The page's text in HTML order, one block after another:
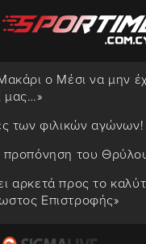
ο Μέσι να μην
μας…»
των φιλικών αγώνων!
προπόνηση του
αρκετά προς το
Επιστροφής»